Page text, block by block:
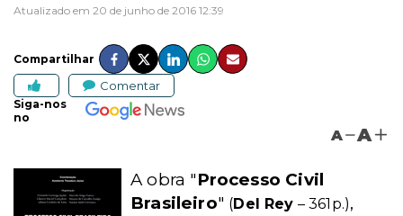
Atualizado em 20 de junho de 2016 12:39
Compartilhar
Comentar
Siga-nos
no
A A
A obra "Processo Civil
Brasileiro" (Del Rey – 361p.),